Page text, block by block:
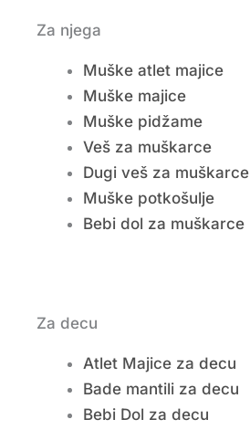
Za njega
Muške atlet majice
Muške majice
Muške pidžame
Veš za muškarce
Dugi veš za muškarce
Muške potkošulje
Bebi dol za muškarce
Za decu
Atlet Majice za decu
Bade mantili za decu
Bebi Dol za decu